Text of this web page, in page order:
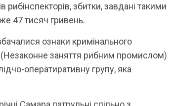
рибінспекторів, збитки, завдані такими
47 тисяч гривень.
ознаки кримінального
заняття рибним промислом)
оператиративну групу, яка